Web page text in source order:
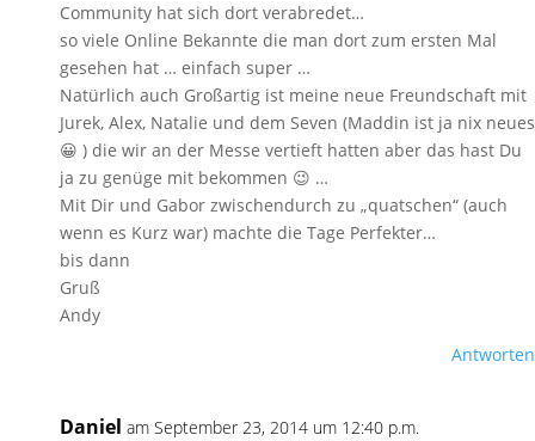
Community hat sich dort verabredet…
so viele Online Bekannte die man dort zum ersten Mal
gesehen hat … einfach super …
Natürlich auch Großartig ist meine neue Freundschaft mit
Jurek, Alex, Natalie und dem Seven (Maddin ist ja nix neues
😀 ) die wir an der Messe vertieft hatten aber das hast Du
ja zu genüge mit bekommen 😉 …
Mit Dir und Gabor zwischendurch zu „quatschen“ (auch
wenn es Kurz war) machte die Tage Perfekter…
bis dann
Gruß
Andy
Antworten
Daniel am September 23, 2014 um 12:40 p.m.